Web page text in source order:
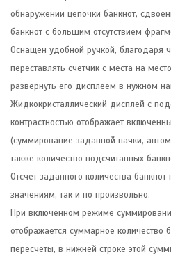
обнаружении цепочки банкнот,
банкнот с большим отсутствием
Оснащён удобной ручкой, благодаря
переставлять счётчик с места на
развернуть его дисплеем в нужном
Жидкокристаллический дисплей с
контрастностью отображает
(суммирование заданной пачки,
также количество подсчитанных
Отсчет заданного количества
значениям, так и по произвольно.
При включенном режиме
отображается суммарное количество
пересчёты, в нижней строке этой